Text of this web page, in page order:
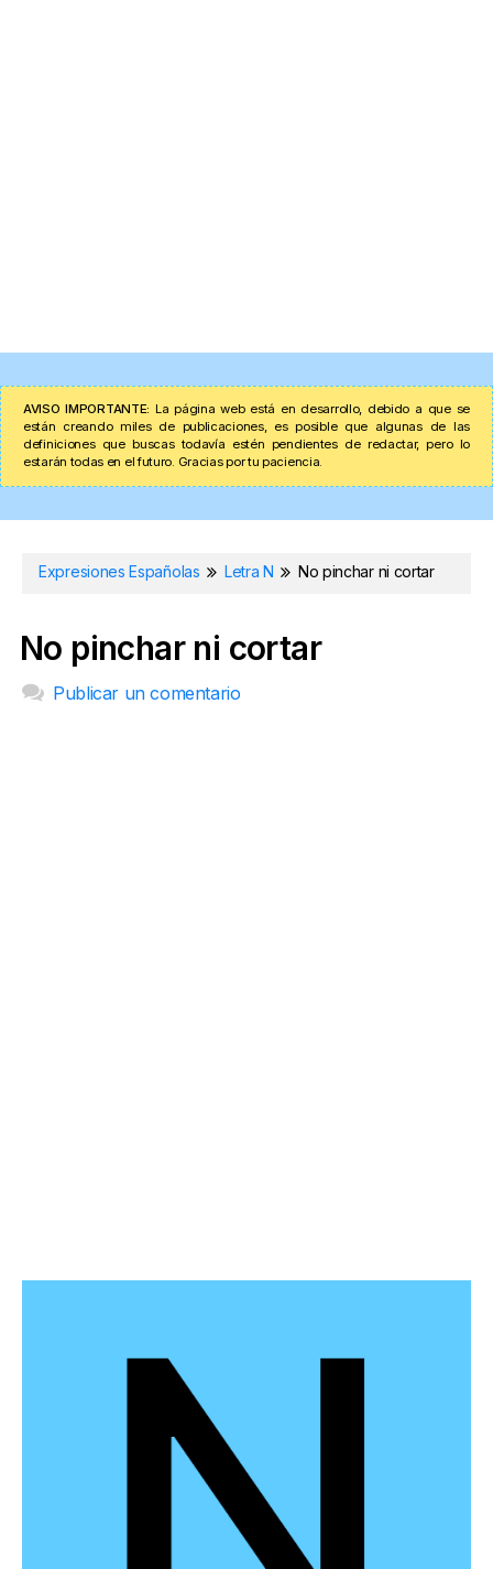
AVISO IMPORTANTE: La página web está en desarrollo, debido a que se
están creando miles de publicaciones, es posible que algunas de las
definiciones que buscas todavía estén pendientes de redactar, pero lo
estarán todas en el futuro. Gracias por tu paciencia.
Expresiones Españolas Letra N No pinchar ni cortar
No pinchar ni cortar
Publicar un comentario